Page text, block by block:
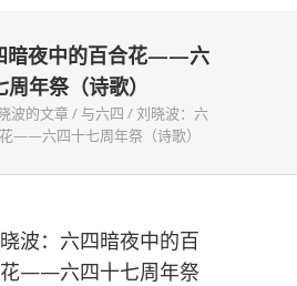
暗夜中的百合花——六
周年祭（诗歌）
波的文章/ 与六四 /刘晓波：六
——六四十七周年祭（诗歌）
波：六四暗夜中的百
——六四十七周年祭